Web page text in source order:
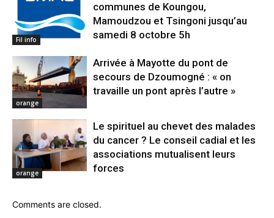
Fil info
communes de Koungou,
Mamoudzou et Tsingoni jusqu’au
samedi 8 octobre 5h
orange
Arrivée à Mayotte du pont de
secours de Dzoumogné : « on
travaille un pont après l’autre »
orange
Le spirituel au chevet des malades
du cancer ? Le conseil cadial et les
associations mutualisent leurs
forces
Comments are closed.